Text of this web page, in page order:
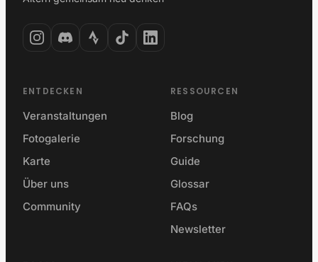
ENTDECKEN
Veranstaltungen
Fotogalerie
Karte
Über uns
Community
RESSOURCEN
Blog
Forschung
Guide
Glossar
FAQs
Newsletter